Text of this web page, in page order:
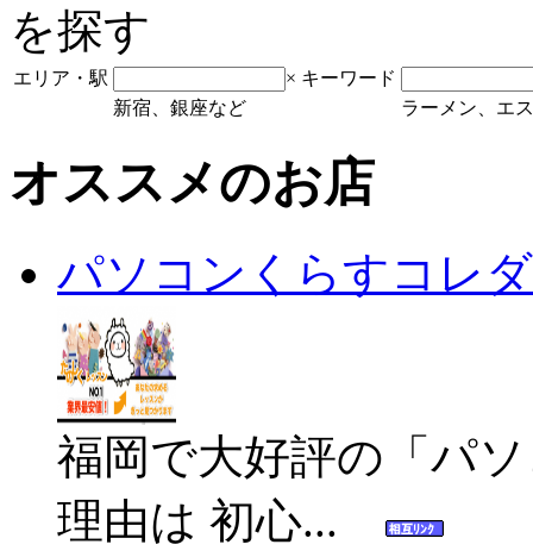
エリア・駅 × キーワード
新宿、銀座など
ラーメン、エ
オススメのお店
パソコンくらすコレダ
福岡で大好評の「パ
理由は 初心...